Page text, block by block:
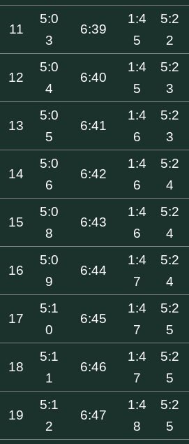
11
5:0
3
6:39
1:4
5
5:2
2
12
5:0
4
6:40
1:4
5
5:2
3
13
5:0
5
6:41
1:4
6
5:2
3
14
5:0
6
6:42
1:4
6
5:2
4
15
5:0
8
6:43
1:4
6
5:2
4
16
5:0
9
6:44
1:4
7
5:2
4
17
5:1
0
6:45
1:4
7
5:2
5
18
5:1
1
6:46
1:4
7
5:2
5
19
5:1
2
6:47
1:4
8
5:2
5